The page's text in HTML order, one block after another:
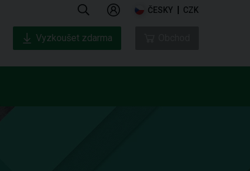
ČESKY CZK
Vyzkoušet zdarma